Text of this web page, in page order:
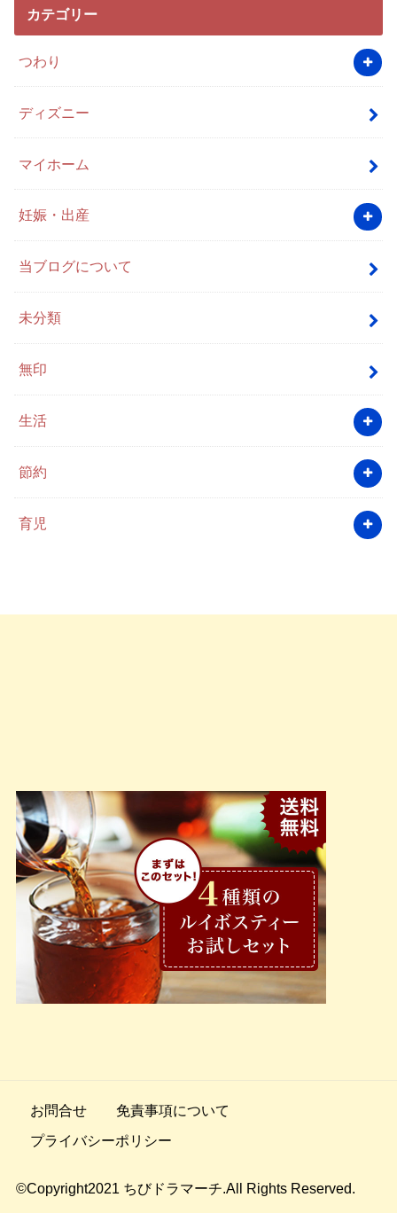
カテゴリー
つわり
ディズニー
マイホーム
妊娠・出産
当ブログについて
未分類
無印
生活
節約
育児
お問合せ
免責事項について
プライバシーポリシー
©Copyright2021 ちびドラマーチ .All Rights Reserved.